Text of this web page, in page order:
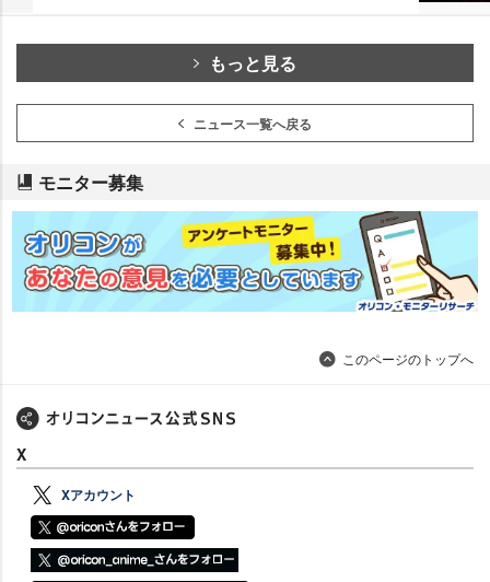
もっと見る
ニュース一覧へ戻る
モニター募集
このページのトップへ
X
Xアカウント